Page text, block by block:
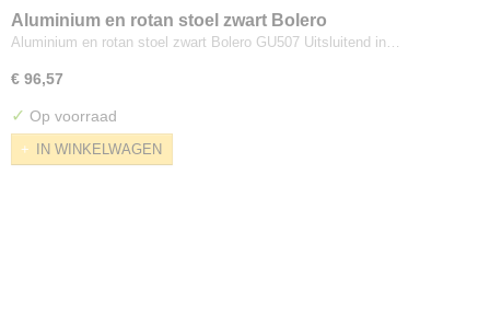
Aluminium en rotan stoel zwart Bolero
Aluminium en rotan stoel zwart Bolero GU507 Uitsluitend in…
€ 96,57
✓ Op voorraad
IN WINKELWAGEN